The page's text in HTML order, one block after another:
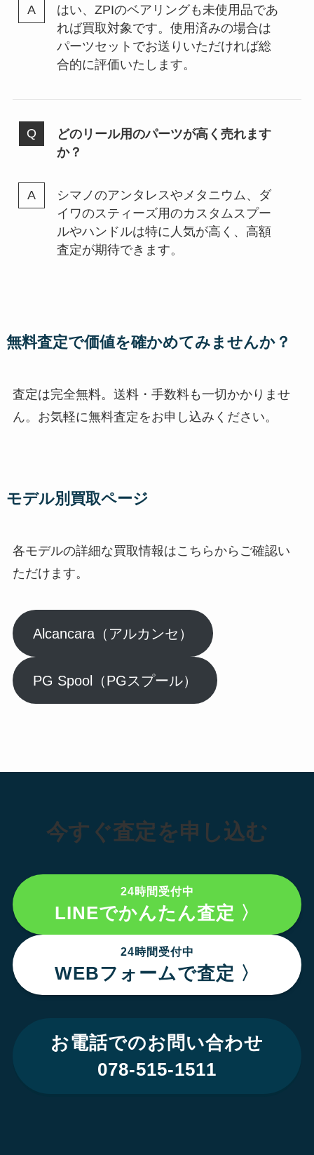
はい、ZPIのベアリングも未使用品であ
れば買取対象です。使用済みの場合は
パーツセットでお送りいただければ総
合的に評価いたします。
どのリール用のパーツが高く売れます
か？
シマノのアンタレスやメタニウム、ダ
イワのスティーズ用のカスタムスプー
ルやハンドルは特に人気が高く、高額
査定が期待できます。
無料査定で価値を確かめてみませんか？
査定は完全無料。送料・手数料も一切かかりませ
ん。お気軽に無料査定をお申し込みください。
モデル別買取ページ
各モデルの詳細な買取情報はこちらからご確認い
ただけます。
Alcancara（アルカンセ）
PG Spool（PGスプール）
今すぐ査定を申し込む
24時間受付中
LINEでかんたん査定 〉
24時間受付中
WEBフォームで査定 〉
お電話でのお問い合わせ
078-515-1511